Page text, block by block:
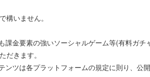
構いません。
課金要素の強いソーシャルゲーム等(有料ガ
だきます。
ンツは各プラットフォームの規定に則り、公